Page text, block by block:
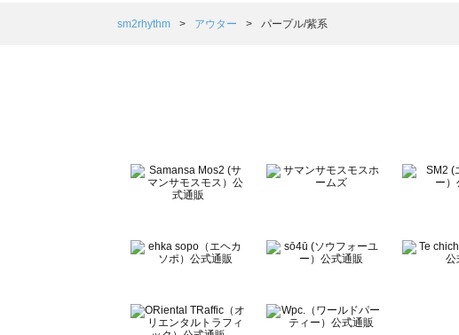
Samansa Mos2 Lagom（サマンサモスモス ラーゴム）のアウター一覧
BETTY'S BLUE（べティーズブルー）のアウター一覧
Wpc.（ワールドパーティー）のアウター一覧
sm2rhythm アウター パープル/紫系